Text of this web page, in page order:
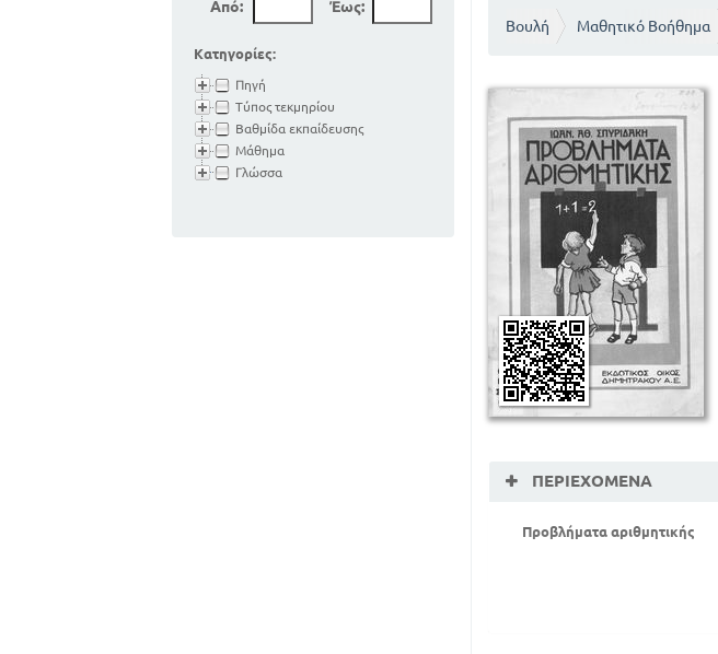
Βουλή Μαθητικό Βοήθημα
ΠΕΡΙΕΧΌΜΕΝΑ
Προβλήματα αριθμητικής
Από: Έως:
Κατηγορίες:
Πηγή
Τύπος τεκμηρίου
Βαθμίδα εκπαίδευσης
Μάθημα
Γλώσσα